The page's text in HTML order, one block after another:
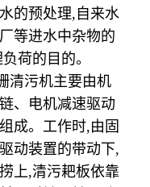
的预处理,自来水
等进水中杂物的
荷的目的。
清污机主要由机
、电机减速驱动
成。工作时,由固
动装置的带动下,
上,清污耙板依靠